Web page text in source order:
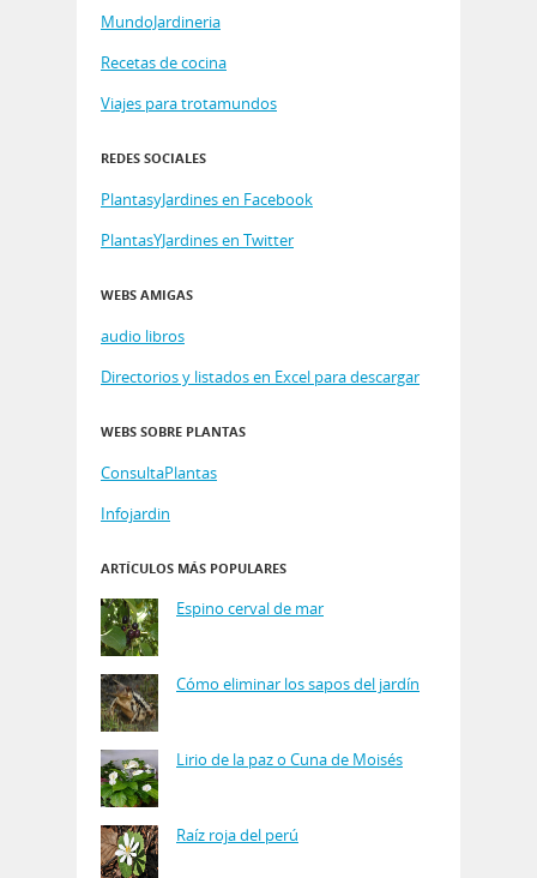
MundoJardineria
Recetas de cocina
Viajes para trotamundos
REDES SOCIALES
PlantasyJardines en Facebook
PlantasYJardines en Twitter
WEBS AMIGAS
audio libros
Directorios y listados en Excel para descargar
WEBS SOBRE PLANTAS
ConsultaPlantas
Infojardin
ARTÍCULOS MÁS POPULARES
Espino cerval de mar
Cómo eliminar los sapos del jardín
Lirio de la paz o Cuna de Moisés
Raíz roja del perú